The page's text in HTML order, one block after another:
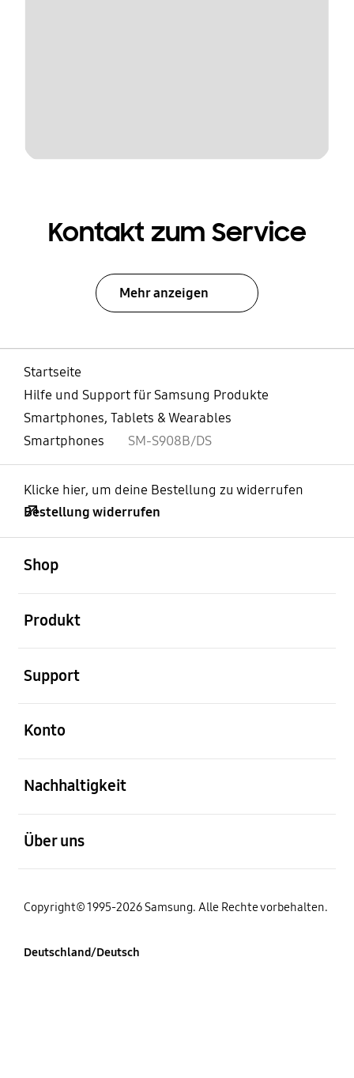
Kontakt zum Service
Mehr anzeigen
Startseite
Hilfe und Support für Samsung Produkte
Smartphones, Tablets & Wearables
Smartphones
SM-S908B/DS
Klicke hier, um deine Bestellung zu widerrufen
Bestellung widerrufen
Shop
Produkt
Support
Konto
Nachhaltigkeit
Über uns
Copyright© 1995-2026 Samsung. Alle Rechte vorbehalten.
Deutschland/Deutsch